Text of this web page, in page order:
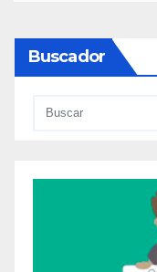
Buscador